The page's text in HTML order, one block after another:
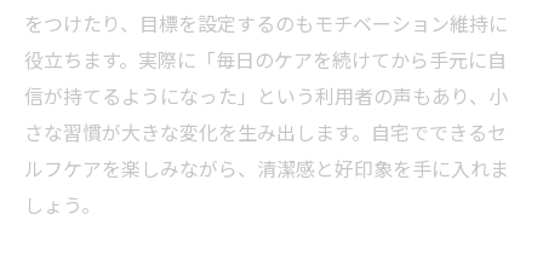
をつけたり、目標を設定するのもモチベーション維持に
役立ちます。実際に「毎日のケアを続けてから手元に自
信が持てるようになった」という利用者の声もあり、小
さな習慣が大きな変化を生み出します。自宅でできるセ
ルフケアを楽しみながら、清潔感と好印象を手に入れま
しょう。